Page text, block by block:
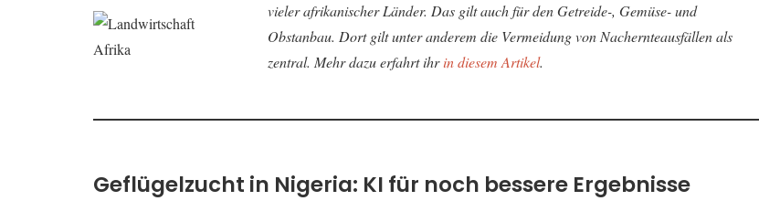
vieler afrikanischer Länder. Das gilt auch für den Getreide-, Gemüse- und
Obstanbau. Dort gilt unter anderem die Vermeidung von Nachernteausfällen als
zentral. Mehr dazu erfahrt ihrin diesem Artikel.
Geflügelzucht in Nigeria: KI für noch bessere Ergebnisse